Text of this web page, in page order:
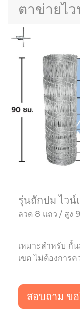
ตาข่ายไ
รุ่นถักปม ไว
ลวด 8 แถว / สูง
เหมาะสำหรับ กั้
เขต ไม่ต้องการ
สอบถาม ข